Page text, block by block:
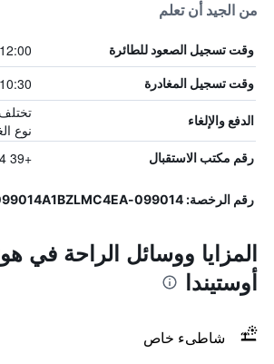
من الجيد أن تعلم
وقت تسجيل الصعود للطائرة 12:00
وقت تسجيل المغادرة 10:30
الدفع والإلغاء
نوع
رقم مكتب الاستقبال +39 054 139 1744
رقم الرخصة: 099014-AL-00461, IT099014A1BZLMC4EA
المزايا ووسائل الراحة في
أوستيندا
شاطىء خاص